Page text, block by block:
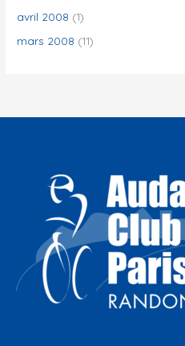
avril 2008 (1)
mars 2008 (11)